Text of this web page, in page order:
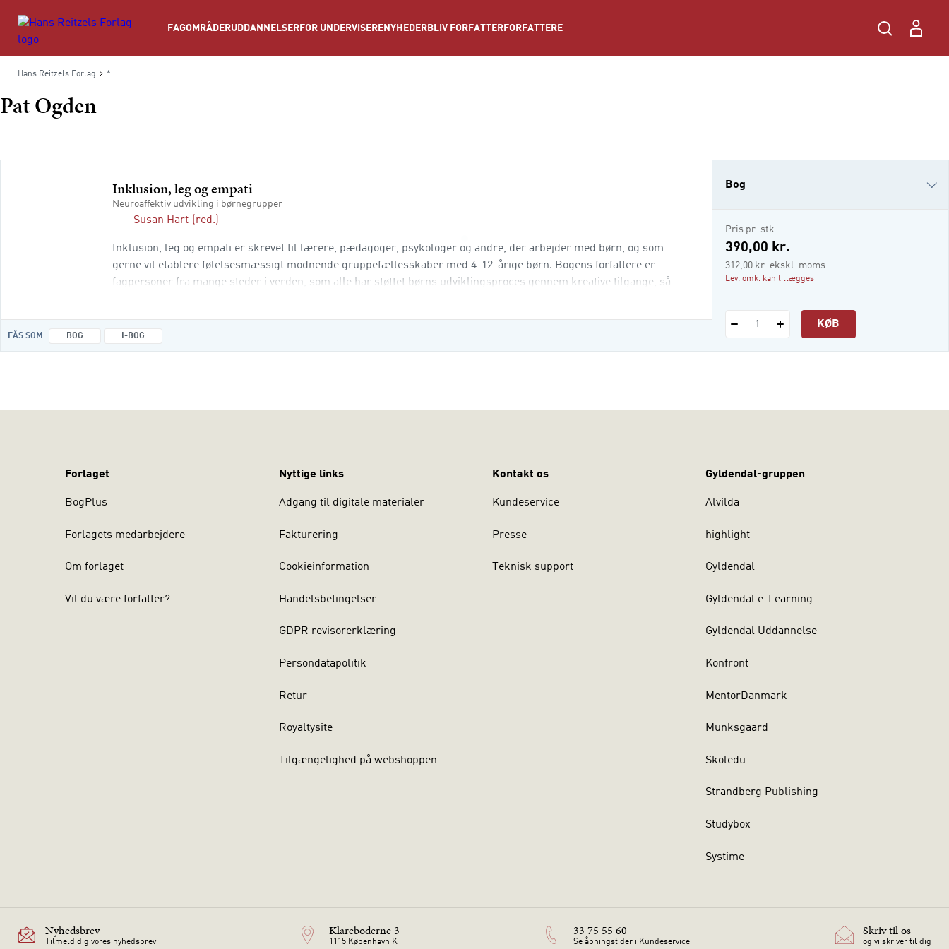
FAGOMRÅDERUDDANNELSER FOR UNDERVISERE NYHEDER BLIV FORFATTER FORFATTERE
Hans Reitzels Forlag *
Pat Ogden
Inklusion, leg og empati
Neuroaffektiv udvikling i børnegrupper
Susan Hart (red.)
Inklusion, leg og empati er skrevet til lærere, pædagoger, psykologer og andre, der arbejder med børn, og som
gerne vil etablere følelsesmæssigt modnende gruppefællesskaber med 4-12-årige børn. Bogens forfattere er
fagpersoner fra mange steder i verden, som alle har støttet børns udviklingsproces gennem kreative tilgange, så
FÅS SOM BOG I-BOG
Bog
i-bog
Pris pr. stk.
390,00 kr.
312,00 kr. ekskl. moms
Lev. omk. kan tillægges
1 KØB
Forlaget
BogPlus
Forlagets medarbejdere
Om forlaget
Vil du være forfatter?
Nyttige links
Adgang til digitale materialer
Fakturering
Cookieinformation
Handelsbetingelser
GDPR revisorerklæring
Persondatapolitik
Retur
Royaltysite
Tilgængelighed på webshoppen
Kontakt os
Kundeservice
Presse
Teknisk support
Gyldendal-gruppen
Alvilda
highlight
Gyldendal
Gyldendal e-Learning
Gyldendal Uddannelse
Konfront
MentorDanmark
Munksgaard
Skoledu
Strandberg Publishing
Studybox
Systime
Nyhedsbrev
Tilmeld dig vores nyhedsbrev
Klareboderne 3
1115 København K
33 75 55 60
Se åbningstider i Kundeservice
Skriv til os
og vi skriver til dig